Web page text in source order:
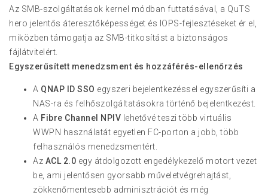
Az SMB-szolgáltatások kernel módban futtatásával, a QuTS
hero jelentős áteresztőképességet és IOPS-fejlesztéseket ér el,
miközben támogatja az SMB-titkosítást a biztonságos
fájlátvitelért.
Egyszerűsített menedzsment és hozzáférés-ellenőrzés
A QNAP ID SSO egyszeri bejelentkezéssel egyszerűsíti a
NAS-ra és felhőszolgáltatásokra történő bejelentkezést.
A Fibre Channel NPIV lehetővé teszi több virtuális
WWPN használatát egyetlen FC-porton a jobb, több
felhasználós menedzsmentért.
Az ACL 2.0 egy átdolgozott engedélykezelő motort vezet
be, ami jelentősen gyorsabb műveletvégrehajtást,
zökkenőmentesebb adminisztrációt és még